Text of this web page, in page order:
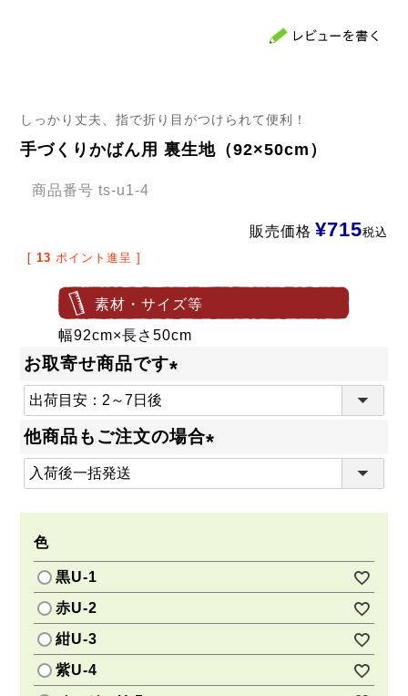
しっかり丈夫、指で折り目がつけられて便利！
手づくりかばん用 裏生地（92×50cm）
商品番号 ts-u1-4
販売価格 ¥715税込
[ 13 ポイント進呈 ]
素材・サイズ等
幅92cm×長さ50cm
お取寄せ商品です
必
他商品もご注文の場合
色
黒U-1
赤U-2
紺U-3
紫U-4